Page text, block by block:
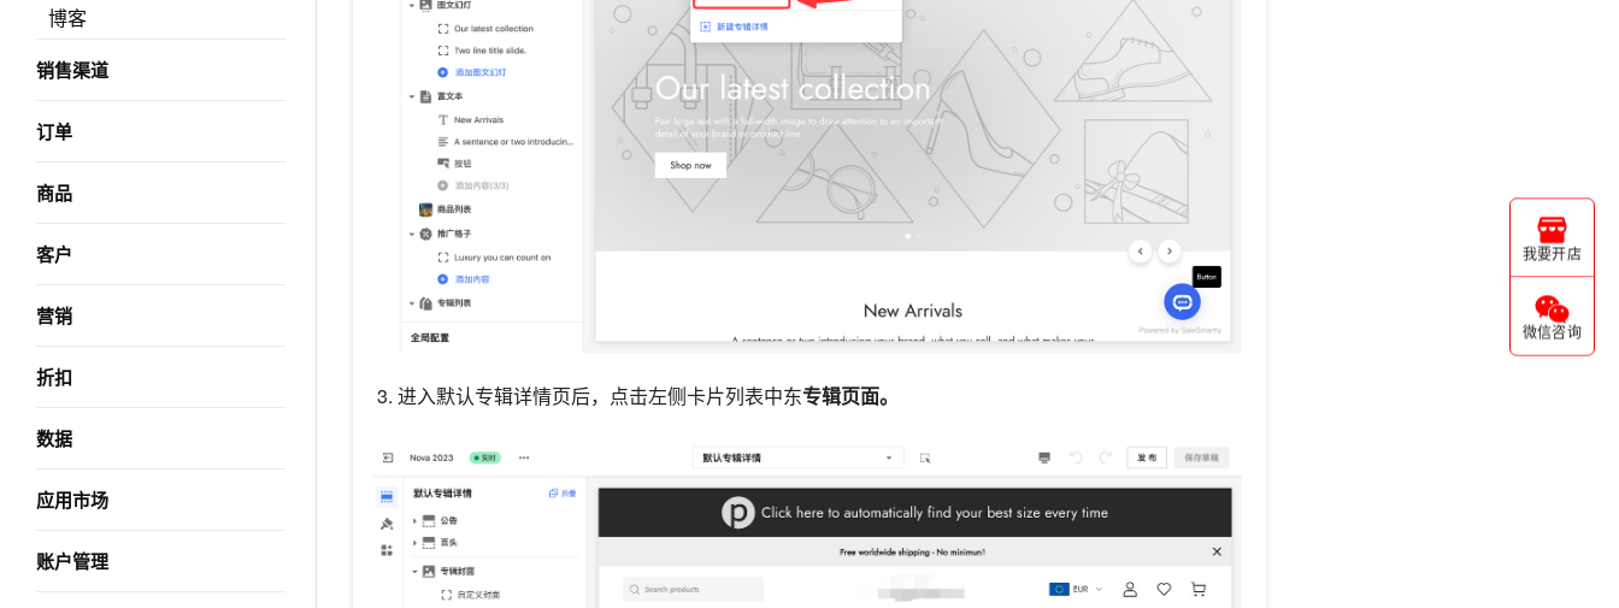
博客
销售渠道
订单
商品
客户
营销
折扣
数据
应用市场
账户管理
进入默认专辑详情页后，点击左侧卡片列表中东专辑页面。
我要开店
微信咨询